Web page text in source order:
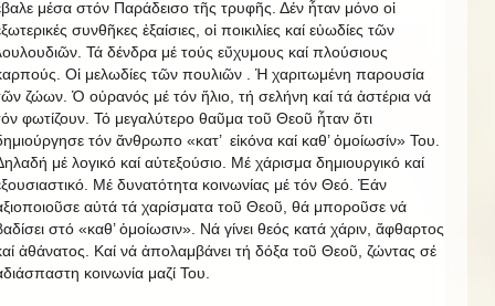
μέσα στόν Παράδεισο τῆς τρυφῆς. Δέν ἦταν μόνο οἱ
συνθῆκες ἐξαίσιες, οἱ ποικιλίες καί εὐωδίες τῶν
Τά δένδρα μέ τούς εὔχυμους καί πλούσιους
Οἱ μελωδίες τῶν πουλιῶν . Ἡ χαριτωμένη παρουσία
ζώων. Ὁ οὐρανός μέ τόν ἥλιο, τή σελήνη καί τά ἀστέρια νά
φωτίζουν. Τό μεγαλύτερο θαῦμα τοῦ Θεοῦ ἦταν ὅτι
τόν ἄνθρωπο «κατ’ εἰκόνα καί καθ’ ὁμοίωσίν» Του.
μέ λογικό καί αὐτεξούσιο. Μέ χάρισμα δημιουργικό καί
Μέ δυνατότητα κοινωνίας μέ τόν Θεό. Ἐάν
αὐτά τά χαρίσματα τοῦ Θεοῦ, θά μποροῦσε νά
στό «καθ’ ὁμοίωσιν». Νά γίνει θεός κατά χάριν, ἄφθαρτος
ἀθάνατος. Καί νά ἀπολαμβάνει τή δόξα τοῦ Θεοῦ, ζώντας σέ
κοινωνία μαζί Του.